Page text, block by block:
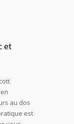
et
au dos
est